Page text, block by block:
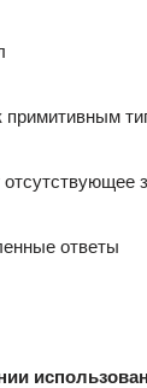
примитивным
ответы